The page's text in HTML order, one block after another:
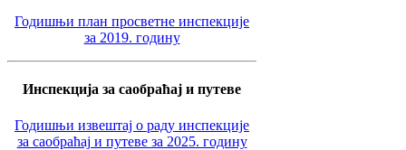
Годишњи план просветне инспекције
за 2019. годину
Инспекција за саобраћај и путеве
Годишњи извештај о раду инспекције
за саобраћај и путеве за 2025. годину